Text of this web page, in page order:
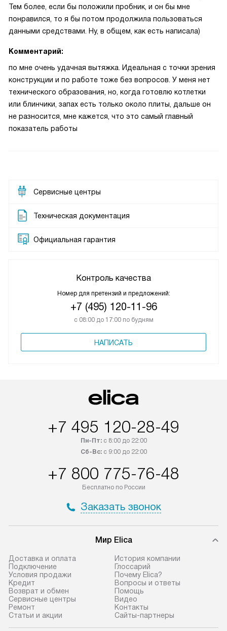
Тем более, если бы положили пробник, и он бы мне
понравился, то я бы потом продолжила пользоваться
данными средствами. Ну, в общем, как есть написала)
Комментарий:
по мне очень удачная вытяжка. Идеальная с точки зрения
конструкции и по работе тоже без вопросов. У меня нет
технического образования, но, когда готовлю котлетки
или блинчики, запах есть только около плиты, дальше он
не разносится, мне кажется, что это самый главный
показатель работы
Сервисные центры
Техническая документация
Официальная гарантия
Контроль качества
Номер для претензий и предложений:
+7 (495) 120-11-96
с 08:00 до 17:00 по будням
НАПИСАТЬ
+7 495 120-28-49
Пн-Пт:с 8:00 до 22:00
Сб-Вс:с 9:00 до 22:00
+7 800 775-76-48
Бесплатно по России
Заказать звонок
Мир Elica
Доставка и оплата
Подключение
Условия продажи
Кредит
Возврат и обмен
Сервисные центры
Ремонт
Статьи и акции
История компании
Глоссарий
Почему Elica?
Вопросы и ответы
Помощь
Видео
Контакты
Сайты-партнеры